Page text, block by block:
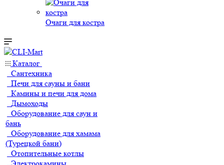
Очаги для костра
Каталог
Сантехника
Печи для сауны и бани
Камины и печи для дома
Дымоходы
Оборудование для саун и
бань
Оборудование для хамама
(Турецкой бани)
Отопительные котлы